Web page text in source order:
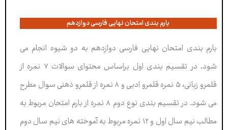
بارم بندی امتحان نهایی فارسی دوازدهم
بارم بندی امتحان نهایی فارسی دوازدهم به دو شیوه انجام می
شود. در تقسیم بندی اول براساس محتوای سوالات ۷ نمره از
قلمرو زبانی، ۵ نمره قلمرو ادبی و ۸ نمره از قلمرو ذهنی سوال مطرح
می شود. در تقسیم بندی نوع دوم ۸ نمره از بارم امتحان مربوط به
مطالب نیم سال اول و ۱۲ نمره مربوط به آموخته های نیم سال دوم